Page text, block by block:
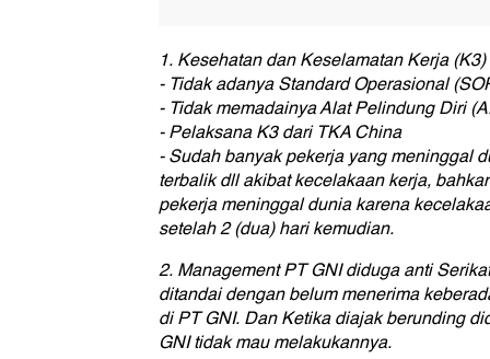
1. Kesehatan dan Keselamatan Kerja (K3)
- Tidak adanya Standard Operasional
- Tidak memadainya Alat Pelindung Diri
- Pelaksana K3 dari TKA China
- Sudah banyak pekerja yang meninggal
terbalik dll akibat kecelakaan kerja,
pekerja meninggal dunia karena
setelah 2 (dua) hari kemudian.
2. Management PT GNI diduga anti
ditandai dengan belum menerima
di PT GNI. Dan Ketika diajak berunding
GNI tidak mau melakukannya.